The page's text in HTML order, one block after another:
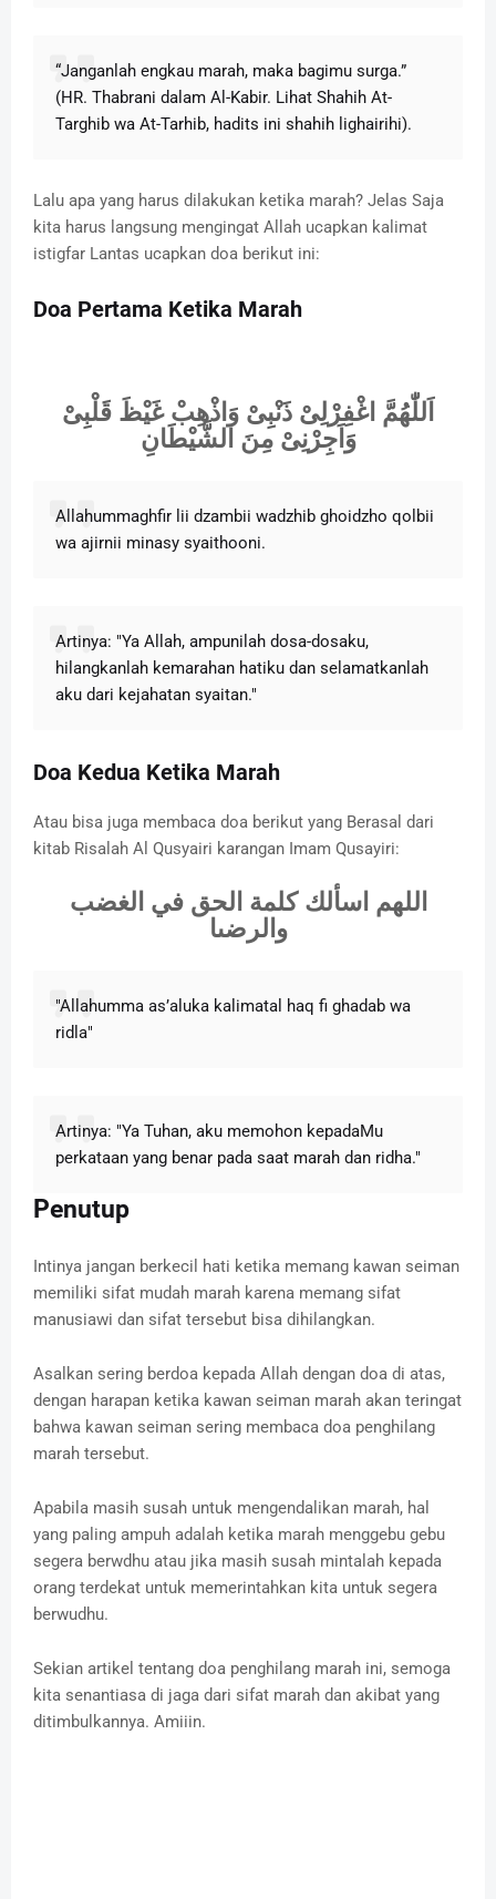
“Janganlah engkau marah, maka bagimu surga.”
(HR. Thabrani dalam Al-Kabir. Lihat Shahih At-
Targhib wa At-Tarhib, hadits ini shahih lighairihi).
Lalu apa yang harus dilakukan ketika marah? Jelas Saja
kita harus langsung mengingat Allah ucapkan kalimat
istigfar Lantas ucapkan doa berikut ini:
Doa Pertama Ketika Marah
اَللّٰهُمَّ اغْفِرْلِىْ ذَنْبِىْ وَاذْهِبْ غَيْظَ قَلْبِىْ
وَاَجِرْنِىْ مِنَ الشَّيْطَانِ
Allahummaghfir lii dzambii wadzhib ghoidzho qolbii
wa ajirnii minasy syaithooni.
Artinya: "Ya Allah, ampunilah dosa-dosaku,
hilangkanlah kemarahan hatiku dan selamatkanlah
aku dari kejahatan syaitan."
Doa Kedua Ketika Marah
Atau bisa juga membaca doa berikut yang Berasal dari
kitab Risalah Al Qusyairi karangan Imam Qusayiri:
اللهم اسألك كلمة الحق في الغضب
والرضىا
"Allahumma as’aluka kalimatal haq fi ghadab wa
ridla"
Artinya: "Ya Tuhan, aku memohon kepadaMu
perkataan yang benar pada saat marah dan ridha."
Penutup
Intinya jangan berkecil hati ketika memang kawan seiman
memiliki sifat mudah marah karena memang sifat
manusiawi dan sifat tersebut bisa dihilangkan.
Asalkan sering berdoa kepada Allah dengan doa di atas,
dengan harapan ketika kawan seiman marah akan teringat
bahwa kawan seiman sering membaca doa penghilang
marah tersebut.
Apabila masih susah untuk mengendalikan marah, hal
yang paling ampuh adalah ketika marah menggebu gebu
segera berwdhu atau jika masih susah mintalah kepada
orang terdekat untuk memerintahkan kita untuk segera
berwudhu.
Sekian artikel tentang doa penghilang marah ini, semoga
kita senantiasa di jaga dari sifat marah dan akibat yang
ditimbulkannya. Amiiin.